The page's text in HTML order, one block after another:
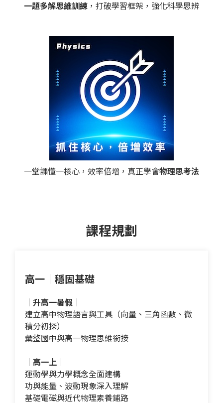
一題多解思維訓練 ，打破學習框架，強化科學思辨
一堂課懂一核心，效率倍增，真正學會物理思考法
課程規劃
高一｜穩固基礎
｜升高一暑假｜
建立高中物理語言與工具（向量、三角函數、微
積分初探）
彙整國中與高一物理思維銜接
｜高一上｜
運動學與力學概念全面建構
功與能量、波動現象深入理解
基礎電磁與近代物理素養鋪路